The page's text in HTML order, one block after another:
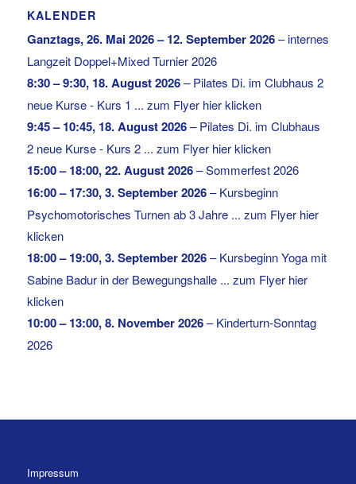
KALENDER
Ganztags,26. Mai 2026– 12. September 2026–internes
Langzeit Doppel+Mixed Turnier 2026
8:30– 9:30, 18. August 2026–Pilates Di. im Clubhaus 2
neue Kurse - Kurs 1 ... zum Flyer hier klicken
9:45– 10:45, 18. August 2026–Pilates Di. im Clubhaus
2 neue Kurse - Kurs 2 ... zum Flyer hier klicken
15:00– 18:00,22. August 2026–Sommerfest 2026
16:00– 17:30,3. September 2026–Kursbeginn
Psychomotorisches Turnen ab 3 Jahre ... zum Flyer hier
klicken
18:00– 19:00,3. September 2026–Kursbeginn Yoga mit
Sabine Badur in der Bewegungshalle ... zum Flyer hier
klicken
10:00– 13:00,8. November 2026–Kinderturn-Sonntag
2026
Impressum